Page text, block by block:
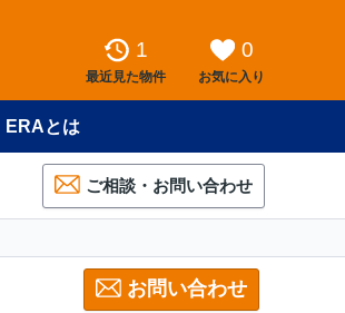
1
最近見た物件
0
お気に入り
ERAとは
ご相談・お問い合わせ
お問い合わせ